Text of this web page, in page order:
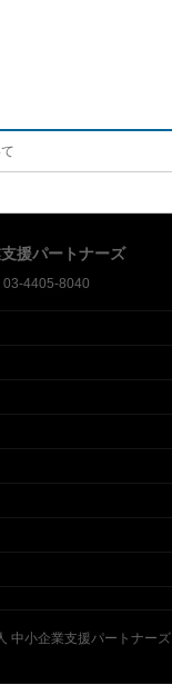
援パートナーズ
03-4405-8040
中小企業支援パートナーズ